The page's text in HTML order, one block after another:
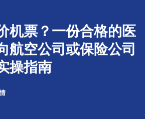
机票？一份合格的医
航空公司或保险公司
操指南